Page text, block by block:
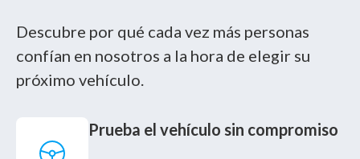
Descubre por qué cada vez más personas
confían en nosotros a la hora de elegir su
próximo vehículo.
Prueba el vehículo sin compromiso